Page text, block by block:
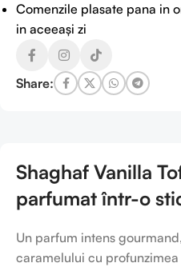
Comenzile plasate pana in
in aceeași zi
Share:
Shaghaf Vanilla
parfumat într-o
Un parfum intens
caramelului cu